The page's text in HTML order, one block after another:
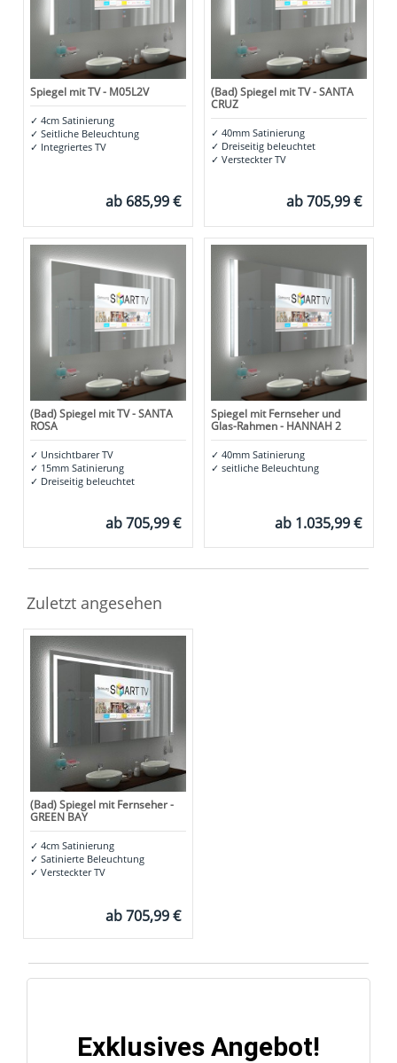
Spiegel mit TV - M05L2V
✓ 4cm Satinierung
✓ Seitliche Beleuchtung
✓ Integriertes TV
ab 685,99 €
(Bad) Spiegel mit TV - SANTA
CRUZ
✓ 40mm Satinierung
✓ Dreiseitig beleuchtet
✓ Versteckter TV
ab705,99 €
(Bad) Spiegel mit TV - SANTA
ROSA
✓ Unsichtbarer TV
✓ 15mm Satinierung
✓ Dreiseitig beleuchtet
ab705,99 €
Spiegel mit Fernseher und
Glas-Rahmen - HANNAH 2
✓ 40mm Satinierung
✓ seitliche Beleuchtung
ab 1.035,99 €
Zuletzt angesehen
(Bad) Spiegel mit Fernseher -
GREEN BAY
✓ 4cm Satinierung
✓ Satinierte Beleuchtung
✓ Versteckter TV
ab705,99 €
Exklusives Angebot!